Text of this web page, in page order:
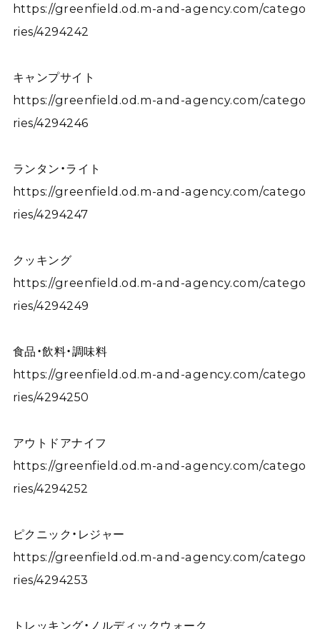
https://greenfield.od.m-and-agency.com/catego
ries/4294242
キャンプサイト
https://greenfield.od.m-and-agency.com/catego
ries/4294246
ランタン・ライト
https://greenfield.od.m-and-agency.com/catego
ries/4294247
クッキング
https://greenfield.od.m-and-agency.com/catego
ries/4294249
食品・飲料・調味料
https://greenfield.od.m-and-agency.com/catego
ries/4294250
アウトドアナイフ
https://greenfield.od.m-and-agency.com/catego
ries/4294252
ピクニック・レジャー
https://greenfield.od.m-and-agency.com/catego
ries/4294253
トレッキング・ノルディックウォーク